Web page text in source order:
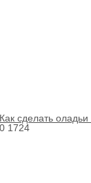
Как сделать
0 1724